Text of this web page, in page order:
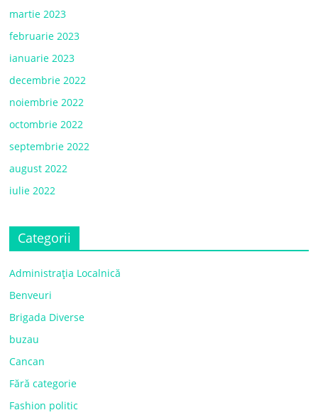
martie 2023
februarie 2023
ianuarie 2023
decembrie 2022
noiembrie 2022
octombrie 2022
septembrie 2022
august 2022
iulie 2022
Categorii
Administrația Localnică
Benveuri
Brigada Diverse
buzau
Cancan
Fără categorie
Fashion politic